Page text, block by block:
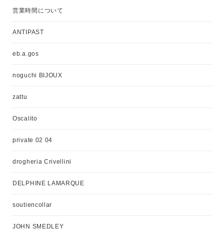
営業時間について
ANTIPAST
eb.a.gos
noguchi BIJOUX
zattu
Oscalito
private 02 04
drogheria Crivellini
DELPHINE LAMARQUE
soutiencollar
JOHN SMEDLEY